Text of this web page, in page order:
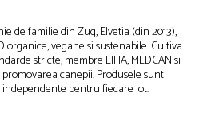
de familie din Zug, Elvetia (din 2013),
organice, vegane si sustenabile. Cultiva
stricte, membre EIHA, MEDCAN si
canepii. Produsele sunt
independente pentru fiecare lot.